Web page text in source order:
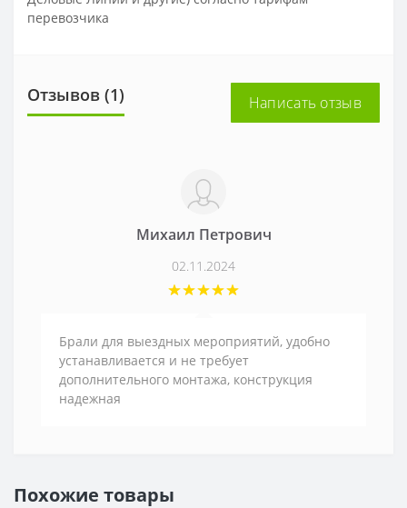
перевозчика
Отзывов (1) Написать отзыв
Михаил Петрович
02.11.2024
Брали для выездных мероприятий, удобно
устанавливается и не требует
дополнительного монтажа, конструкция
надежная
Похожие товары